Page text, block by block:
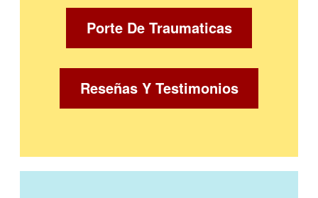
Porte De Traumaticas
Reseñas Y Testimonios